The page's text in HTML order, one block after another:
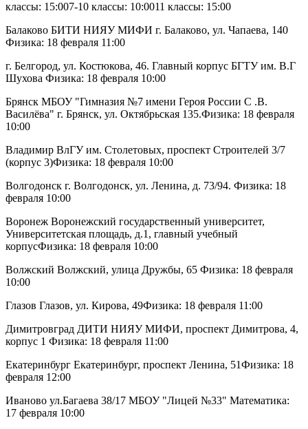
классы: 15:007-10 классы: 10:0011 классы: 15:00
Балаково БИТИ НИЯУ МИФИ г. Балаково, ул. Чапаева, 140
Физика: 18 февраля 11:00
г. Белгород, ул. Костюкова, 46. Главный корпус БГТУ им. В.Г
Шухова Физика: 18 февраля 10:00
Брянск МБОУ "Гимназия №7 имени Героя России С .В.
Василёва" г. Брянск, ул. Октябрьская 135.Физика: 18 февраля
10:00
Владимир ВлГУ им. Столетовых, проспект Строителей 3/7
(корпус 3)Физика: 18 февраля 10:00
Волгодонск г. Волгодонск, ул. Ленина, д. 73/94. Физика: 18
февраля 10:00
Воронеж Воронежский государственный университет,
Университетская площадь, д.1, главный учебный
корпусФизика: 18 февраля 10:00
Волжский Волжский, улица Дружбы, 65 Физика: 18 февраля
10:00
Глазов Глазов, ул. Кирова, 49Физика: 18 февраля 11:00
Димитровград ДИТИ НИЯУ МИФИ, проспект Димитрова, 4,
корпус 1 Физика: 18 февраля 11:00
Екатеринбург Екатеринбург, проспект Ленина, 51Физика: 18
февраля 12:00
Иваново ул.Багаева 38/17 МБОУ "Лицей №33" Математика:
17 февраля 10:00